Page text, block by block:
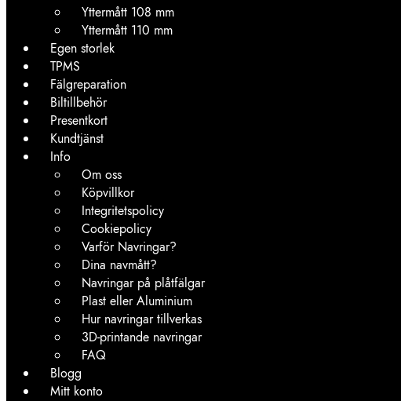
Yttermått 108 mm
Yttermått 110 mm
Egen storlek
TPMS
Fälgreparation
Biltillbehör
Presentkort
Kundtjänst
Info
Om oss
Köpvillkor
Integritetspolicy
Cookiepolicy
Varför Navringar?
Dina navmått?
Navringar på plåtfälgar
Plast eller Aluminium
Hur navringar tillverkas
3D-printande navringar
FAQ
Blogg
Mitt konto